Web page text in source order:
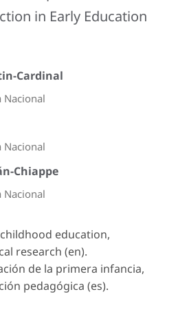
in Early Education
Cardinal
Nacional
Nacional
Chiappe
Nacional
education,
research (en).
de la primera infancia,
pedagógica (es).